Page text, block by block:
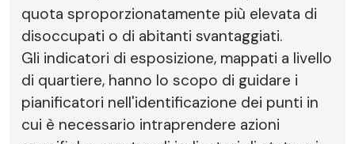
quota sproporzionatamente più elevata di
disoccupati o di abitanti svantaggiati.
Gli indicatori di esposizione, mappati a livello
di quartiere, hanno lo scopo di guidare i
pianificatori nell'identificazione dei punti in
cui è necessario intraprendere azioni